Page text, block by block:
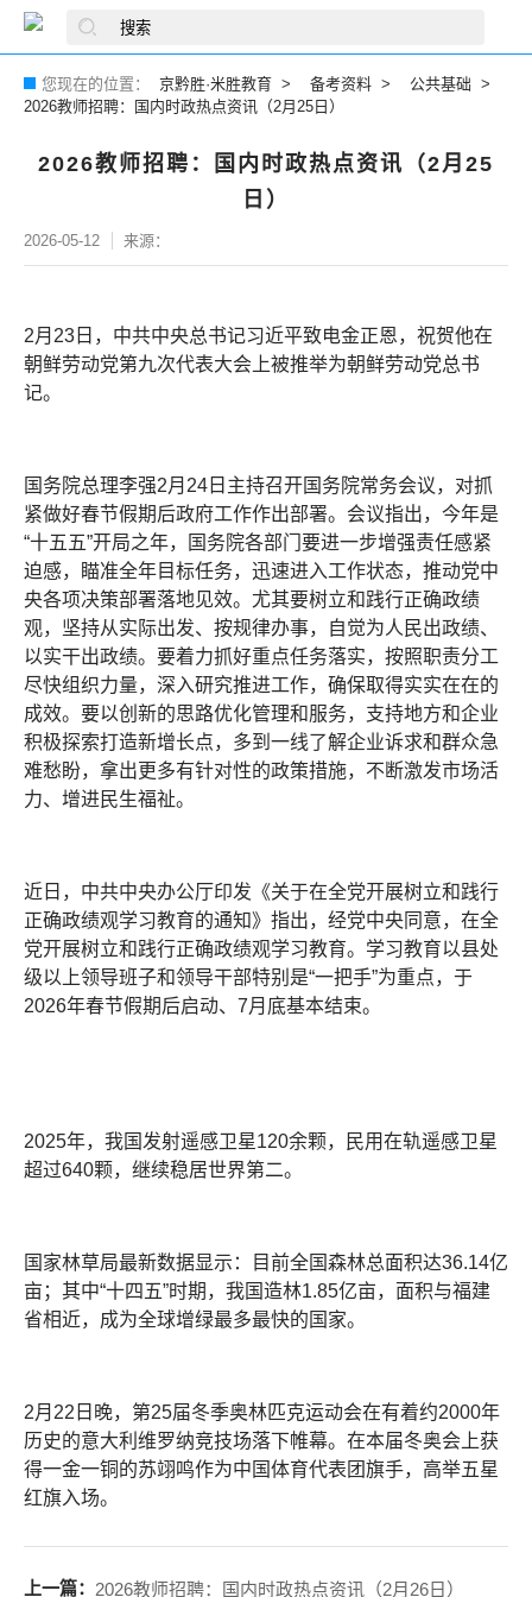
您现在的位置： 京黔胜·米胜教育 备考资料
公共基础
2026教师招聘：国内时政热点资讯（2月25日）
2026教师招聘：国内时政热点资讯（2月25
日）
2026-05-12 来源：
2月23日，中共中央总书记习近平致电金正恩，祝贺他在
朝鲜劳动党第九次代表大会上被推举为朝鲜劳动党总书
记。
国务院总理李强2月24日主持召开国务院常务会议，对抓
紧做好春节假期后政府工作作出部署。会议指出，今年是
“十五五”开局之年，国务院各部门要进一步增强责任感紧
迫感，瞄准全年目标任务，迅速进入工作状态，推动党中
央各项决策部署落地见效。尤其要树立和践行正确政绩
观，坚持从实际出发、按规律办事，自觉为人民出政绩、
以实干出政绩。要着力抓好重点任务落实，按照职责分工
尽快组织力量，深入研究推进工作，确保取得实实在在的
成效。要以创新的思路优化管理和服务，支持地方和企业
积极探索打造新增长点，多到一线了解企业诉求和群众急
难愁盼，拿出更多有针对性的政策措施，不断激发市场活
力、增进民生福祉。
近日，中共中央办公厅印发《关于在全党开展树立和践行
正确政绩观学习教育的通知》指出，经党中央同意，在全
党开展树立和践行正确政绩观学习教育。学习教育以县处
级以上领导班子和领导干部特别是“一把手”为重点，于
2026年春节假期后启动、7月底基本结束。
2025年，我国发射遥感卫星120余颗，民用在轨遥感卫星
超过640颗，继续稳居世界第二。
国家林草局最新数据显示：目前全国森林总面积达36.14亿
亩；其中“十四五”时期，我国造林1.85亿亩，面积与福建
省相近，成为全球增绿最多最快的国家。
2月22日晚，第25届冬季奥林匹克运动会在有着约2000年
历史的意大利维罗纳竞技场落下帷幕。在本届冬奥会上获
得一金一铜的苏翊鸣作为中国体育代表团旗手，高举五星
红旗入场。
上一篇： 2026教师招聘：国内时政热点资讯（2月26日）